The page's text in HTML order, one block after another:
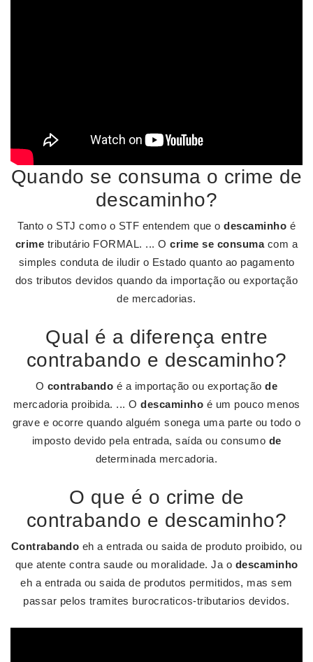
Quando se consuma o crime de
descaminho?
Tanto o STJ como o STF entendem que o descaminho é
crime tributário FORMAL. ... Ocrime se consumacom a
simples conduta de iludir o Estado quanto ao pagamento
dos tributos devidos quando da importação ou exportação
de mercadorias.
Qual é a diferença entre
contrabando e descaminho?
O contrabando é a importação ou exportaçãode
mercadoria proibida. ... O descaminho é um pouco menos
grave e ocorre quando alguém sonega uma parte ou todo o
imposto devido pela entrada, saída ou consumo de
determinada mercadoria.
O que é o crime de
contrabando e descaminho?
Contrabando eh a entrada ou saida de produto proibido, ou
que atente contra saude ou moralidade. Ja o descaminho
eh a entrada ou saida de produtos permitidos, mas sem
passar pelos tramites burocraticos-tributarios devidos.